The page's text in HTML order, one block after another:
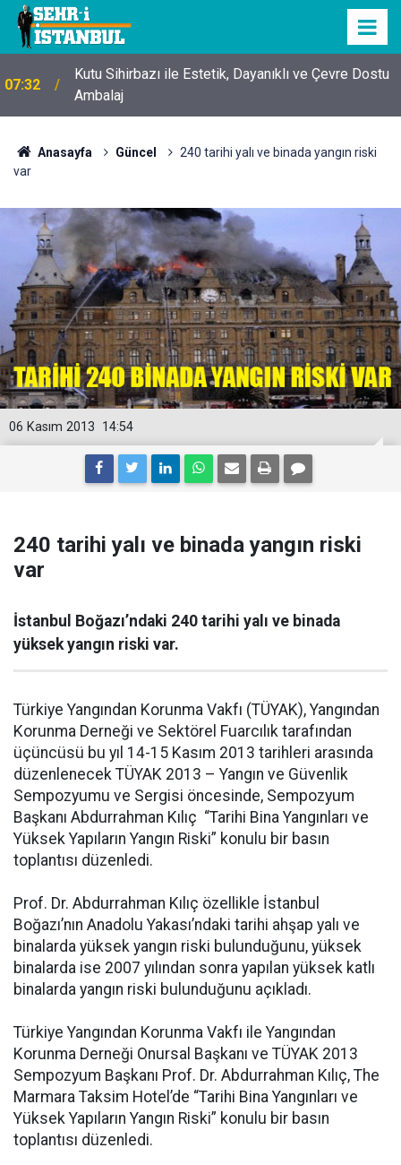
07:32
Kutu Sihirbazı ile Estetik, Dayanıklı ve Çevre Dostu
Ambalaj
Anasayfa Güncel
240 tarihi yalı ve binada yangın riski
var
14:54
06 Kasım 2013
240 tarihi yalı ve binada yangın riski
var
İstanbul Boğazı’ndaki 240 tarihi yalı ve binada
yüksek yangın riski var.
Türkiye Yangından Korunma Vakfı (TÜYAK), Yangından
Korunma Derneği ve Sektörel Fuarcılık tarafından
üçüncüsü bu yıl 14-15 Kasım 2013 tarihleri arasında
düzenlenecek TÜYAK 2013 – Yangın ve Güvenlik
Sempozyumu ve Sergisi öncesinde, Sempozyum
Başkanı Abdurrahman Kılıç “Tarihi Bina Yangınları ve
Yüksek Yapıların Yangın Riski” konulu bir basın
toplantısı düzenledi.
Prof. Dr. Abdurrahman Kılıç özellikle İstanbul
Boğazı’nın Anadolu Yakası’ndaki tarihi ahşap yalı ve
binalarda yüksek yangın riski bulunduğunu, yüksek
binalarda ise 2007 yılından sonra yapılan yüksek katlı
binalarda yangın riski bulunduğunu açıkladı.
Türkiye Yangından Korunma Vakfı ile Yangından
Korunma Derneği Onursal Başkanı ve TÜYAK 2013
Sempozyum Başkanı Prof. Dr. Abdurrahman Kılıç, The
Marmara Taksim Hotel’de “Tarihi Bina Yangınları ve
Yüksek Yapıların Yangın Riski” konulu bir basın
toplantısı düzenledi.